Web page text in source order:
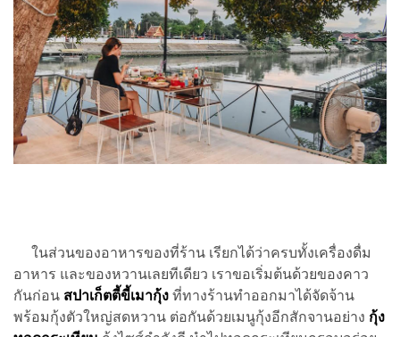
ในส่วนของอาหารของที่ร้าน เรียกได้ว่าครบทั้งเครื่องดื่ม
อาหาร และของหวานเลยทีเดียว เราขอเริ่มต้นด้วยของคาว
กันก่อน สปาเก็ตตี้ขี้เมากุ้ง ที่ทางร้านทำออกมาได้จัดจ้าน
พร้อมกุ้งตัวใหญ่สดหวาน ต่อกันด้วยเมนูกุ้งอีกสักจานอย่าง กุ้ง